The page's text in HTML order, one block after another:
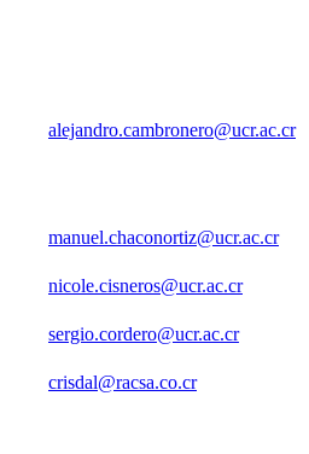
alejandro.cambronero@ucr.ac.cr
manuel.chaconortiz@ucr.ac.cr
nicole.cisneros@ucr.ac.cr
sergio.cordero@ucr.ac.cr
crisdal@racsa.co.cr